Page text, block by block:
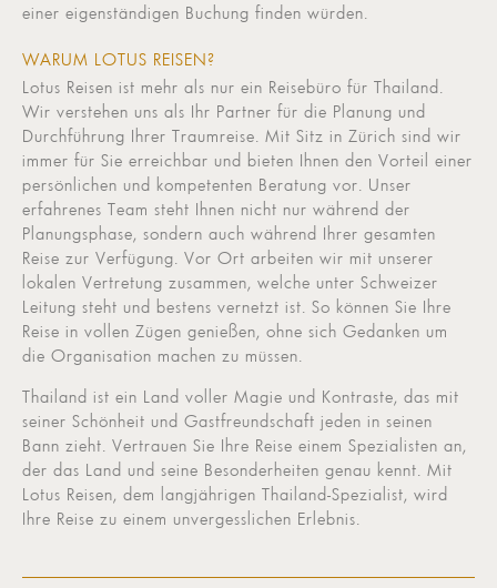
einer eigenständigen Buchung finden würden.
WARUM LOTUS REISEN?
Lotus Reisen ist mehr als nur ein Reisebüro für Thailand.
Wir verstehen uns als Ihr Partner für die Planung und
Durchführung Ihrer Traumreise. Mit Sitz in Zürich sind wir
immer für Sie erreichbar und bieten Ihnen den Vorteil einer
persönlichen und kompetenten Beratung vor. Unser
erfahrenes Team steht Ihnen nicht nur während der
Planungsphase, sondern auch während Ihrer gesamten
Reise zur Verfügung. Vor Ort arbeiten wir mit unserer
lokalen Vertretung zusammen, welche unter Schweizer
Leitung steht und bestens vernetzt ist. So können Sie Ihre
Reise in vollen Zügen genießen, ohne sich Gedanken um
die Organisation machen zu müssen.
Thailand ist ein Land voller Magie und Kontraste, das mit
seiner Schönheit und Gastfreundschaft jeden in seinen
Bann zieht. Vertrauen Sie Ihre Reise einem Spezialisten an,
der das Land und seine Besonderheiten genau kennt. Mit
Lotus Reisen, dem langjährigen Thailand-Spezialist, wird
Ihre Reise zu einem unvergesslichen Erlebnis.